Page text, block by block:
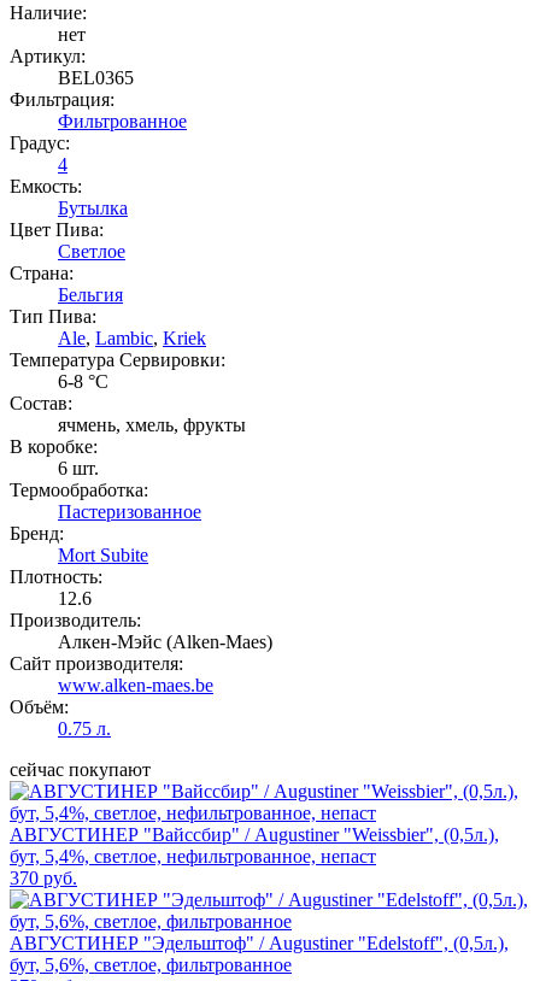
Наличие:
нет
Артикул:
BEL0365
Фильтрация:
Фильтрованное
Градус:
4
Емкость:
Бутылка
Цвет Пива:
Светлое
Страна:
Бельгия
Тип Пива:
Ale, Lambic, Kriek
Температура Cервировки:
6-8 °С
Состав:
ячмень, хмель, фрукты
В коробке:
6 шт.
Термообработка:
Пастеризованное
Бренд:
Mort Subite
Плотность:
12.6
Производитель:
Алкен-Мэйс (Alken-Maes)
Сайт производителя:
www.alken-maes.be
Объём:
0.75 л.
сейчас покупают
АВГУСТИНЕР "Вайссбир" / Augustiner "Weissbier", (0,5л.),
бут, 5,4%, светлое, нефильтрованное, непаст
370 руб.
АВГУСТИНЕР "Эдельштоф" / Augustiner "Edelstoff", (0,5л.),
бут, 5,6%, светлое, фильтрованное